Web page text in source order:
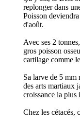
replonger dans
Poisson
d'août.
Avec ses 2
gros poisson
cartilage comme
Sa larve de 5 mm
des arts martiaux
croissance la
Chez les cétacés,